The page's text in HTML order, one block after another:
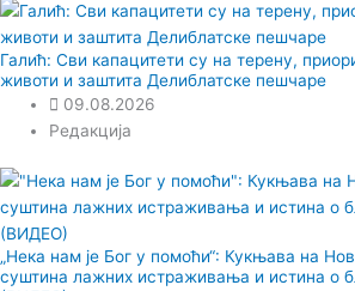
Галић: Сви капацитети су на терену,
животи и заштита Делиблатске пешчаре
09.08.2026
Редакција
„Нека нам је Бог у помоћи“: Кукњава на
суштина лажних истраживања и истина о